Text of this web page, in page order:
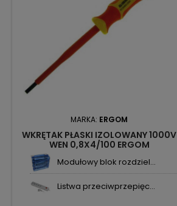
MARKA: ERGOM
WKRĘTAK PŁASKI IZOLOWANY 1000V
WEN 0,8X4/100 ERGOM
Modułowy blok rozdziel...
Listwa przeciwprzepięc...